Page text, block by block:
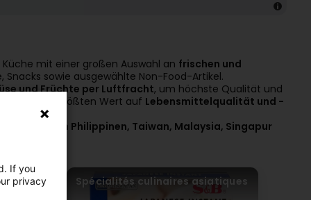
mit einer großen Auswahl an frischen und
Snacks sowie ausgewählte Non-Food-Artikel.
und Früchte per Luftfracht, um höchste Qualität und
und legen größten Wert auf Lebensmittelqualität und -
den Philippinen, Taiwan, Malaysia, Singapur
Spécialités culinaires asiatiques
If you
privacy